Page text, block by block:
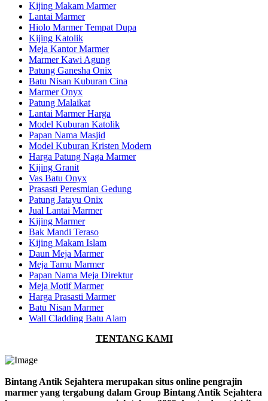
Kijing Makam Marmer
Lantai Marmer
Hiolo Marmer Tempat Dupa
Kijing Katolik
Meja Kantor Marmer
Marmer Kawi Agung
Patung Ganesha Onix
Batu Nisan Kuburan Cina
Marmer Onyx
Patung Malaikat
Lantai Marmer Harga
Model Kuburan Katolik
Papan Nama Masjid
Model Kuburan Kristen Modern
Harga Patung Naga Marmer
Kijing Granit
Vas Batu Onyx
Prasasti Peresmian Gedung
Patung Jatayu Onix
Jual Lantai Marmer
Kijing Marmer
Bak Mandi Teraso
Kijing Makam Islam
Daun Meja Marmer
Meja Tamu Marmer
Papan Nama Meja Direktur
Meja Motif Marmer
Harga Prasasti Marmer
Batu Nisan Marmer
Wall Cladding Batu Alam
TENTANG KAMI
Bintang Antik Sejahtera merupakan situs online pengrajin
marmer yang tergabung dalam Group Bintang Antik Sejahtera